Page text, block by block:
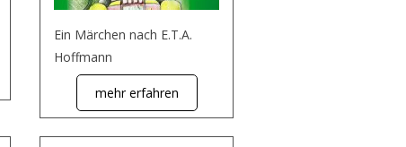
Ein Märchen nach E.T.A.
Hoffmann
mehr erfahren